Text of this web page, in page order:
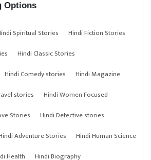
Options
Spiritual Stories
Hindi Fiction Stories
Hindi Classic Stories
Hindi Comedy stories
Hindi Magazine
stories
Hindi Women Focused
Stories
Hindi Detective stories
Adventure Stories
Hindi Human Science
Health Hindi Biography